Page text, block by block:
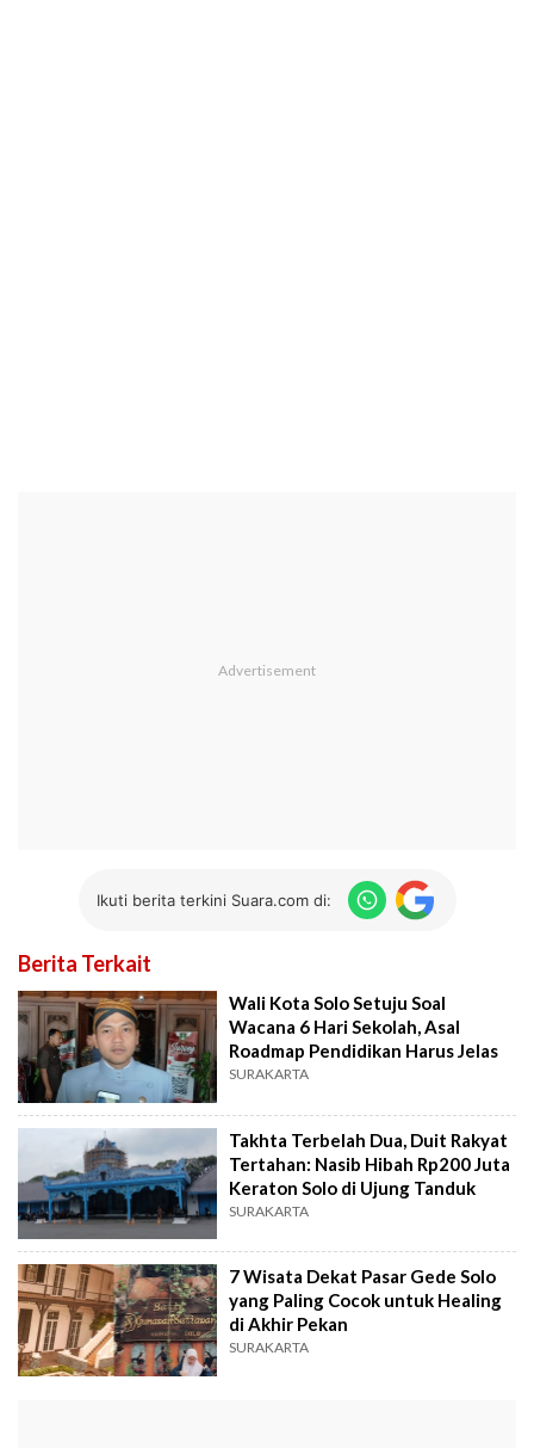
Ikuti berita terkini Suara.com di:
Berita Terkait
Wali Kota Solo Setuju Soal
Wacana 6 Hari Sekolah, Asal
Roadmap Pendidikan Harus Jelas
SURAKARTA
Takhta Terbelah Dua, Duit Rakyat
Tertahan: Nasib Hibah Rp200 Juta
Keraton Solo di Ujung Tanduk
SURAKARTA
7 Wisata Dekat Pasar Gede Solo
yang Paling Cocok untuk Healing
di Akhir Pekan
SURAKARTA